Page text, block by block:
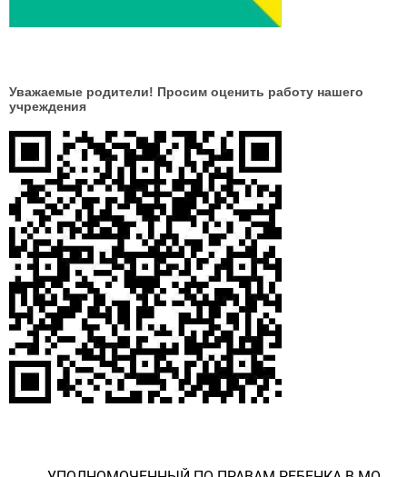
Уважаемые родители! Просим оценить работу нашего
учреждения